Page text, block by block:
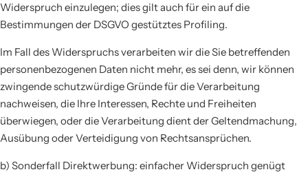
Widerspruch einzulegen; dies gilt auch für ein auf die
Bestimmungen der DSGVO gestütztes Profiling.
Im Fall des Widerspruchs verarbeiten wir die Sie betreffenden
personenbezogenen Daten nicht mehr, es sei denn, wir können
zwingende schutzwürdige Gründe für die Verarbeitung
nachweisen, die Ihre Interessen, Rechte und Freiheiten
überwiegen, oder die Verarbeitung dient der Geltendmachung,
Ausübung oder Verteidigung von Rechtsansprüchen.
b) Sonderfall Direktwerbung: einfacher Widerspruch genügt